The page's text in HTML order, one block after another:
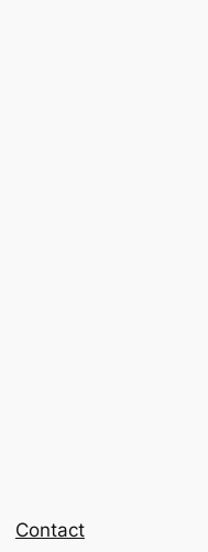
Contact